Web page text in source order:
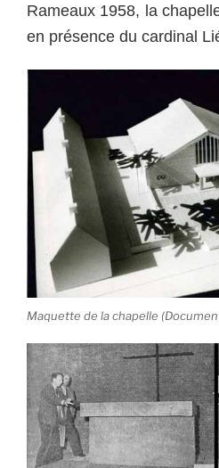
Rameaux 1958, la
en présence du cardinal
Maquette de la chapelle